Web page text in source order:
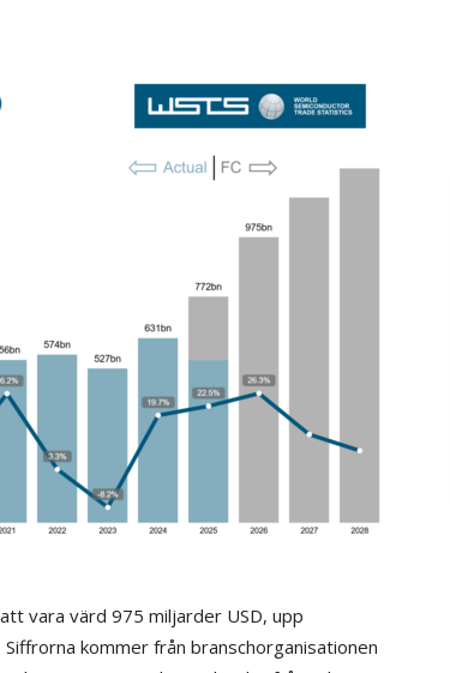
vara värd 975 miljarder USD, upp
kommer från branschorganisationen